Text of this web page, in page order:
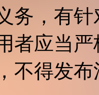
务，有
者应当
不得发